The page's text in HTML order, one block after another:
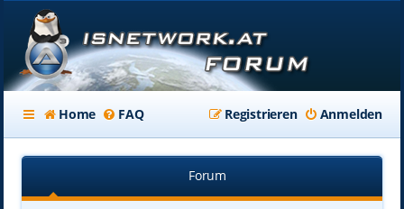
Home FAQ Anmelden
Registrieren
Forum